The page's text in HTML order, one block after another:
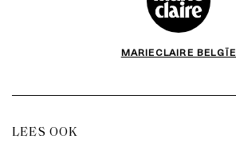
MARIECLAIRE BELGÏE
LEES OOK